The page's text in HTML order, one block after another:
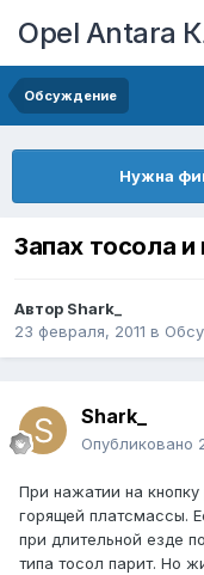
Opel Antara
Обсуждение
Нужна
Запах тосола
Автор Shark_
23 февраля, 2011 в
Shark_
Опубликовано
При нажатии на кнопку
горящей платсмассы.
при длительной езде
типа тосол парит. Но